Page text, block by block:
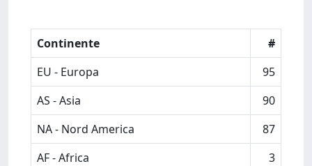
Continente
#
EU - Europa
95
AS - Asia
90
NA - Nord America
87
AF - Africa
3